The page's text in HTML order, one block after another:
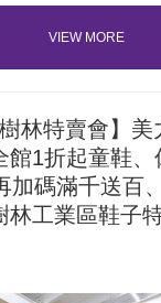
VIEW MORE
林特賣會】
館1折起童鞋
加碼滿千送百
林工業區鞋子